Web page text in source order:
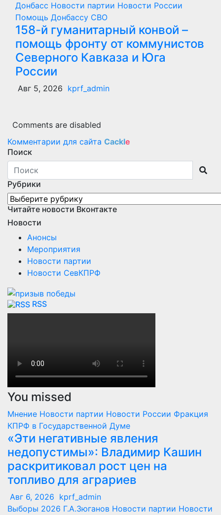
Донбасс Новости партии Новости России
Помощь Донбассу СВО
158-й гуманитарный конвой –
помощь фронту от коммунистов
Северного Кавказа и Юга
России
Авг 5, 2026 kprf_admin
Comments are disabled
Комментарии для сайта Cackle
Поиск
Рубрики
Рубрики
Читайте новости Вконтакте
Новости
Анонсы
Мероприятия
Новости партии
Новости СевКПРФ
RSS
You missed
Мнение Новости партии Новости России Фракция
КПРФ в Государственной Думе
«Эти негативные явления
недопустимы»: Владимир Кашин
раскритиковал рост цен на
топливо для аграриев
Авг 6, 2026 kprf_admin
Выборы 2026 Г.А.Зюганов Новости партии Новости